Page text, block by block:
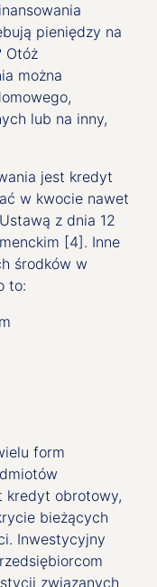
pieniędzy na
Otóż
można
lub na inny,
jest kredyt
w kwocie nawet
z dnia 12
[4]. Inne
środków w
to:
form
kredyt obrotowy,
bieżących
Inwestycyjny
związanych